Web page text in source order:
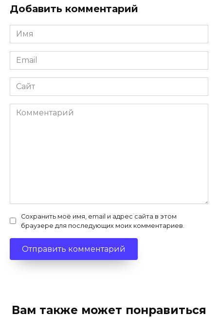
Добавить комментарий
Имя
*
Email
*
Сайт
Комментарий
Сохранить моё имя, email и адрес сайта в этом
браузере для последующих моих комментариев.
Вам также может понравиться